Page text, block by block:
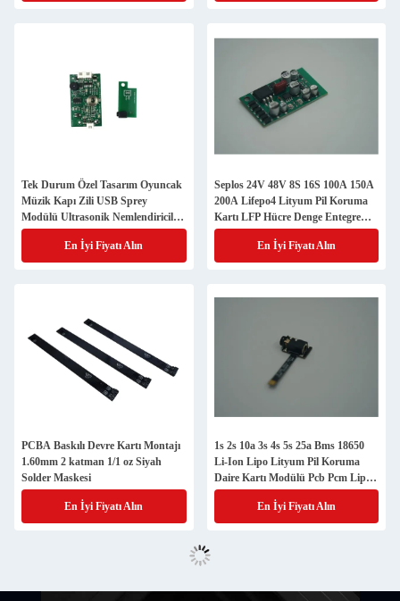
Tek Durum Özel Tasarım Oyuncak
Müzik Kapı Zili USB Sprey
Modülü Ultrasonik Nemlendiriciler
PCBA Montaj Üreticisi
En İyi Fiyatı Alın
Seplos 24V 48V 8S 16S 100A 150A
200A Lifepo4 Lityum Pil Koruma
Kartı LFP Hücre Denge Entegre
devreler BMS
En İyi Fiyatı Alın
PCBA Baskılı Devre Kartı Montajı
1.60mm 2 katman 1/1 oz Siyah
Solder Maskesi
En İyi Fiyatı Alın
1s 2s 10a 3s 4s 5s 25a Bms 18650
Li-Ion Lipo Lityum Pil Koruma
Daire Kartı Modülü Pcb Pcm Lipo
Bms Şarj cihazı
En İyi Fiyatı Alın